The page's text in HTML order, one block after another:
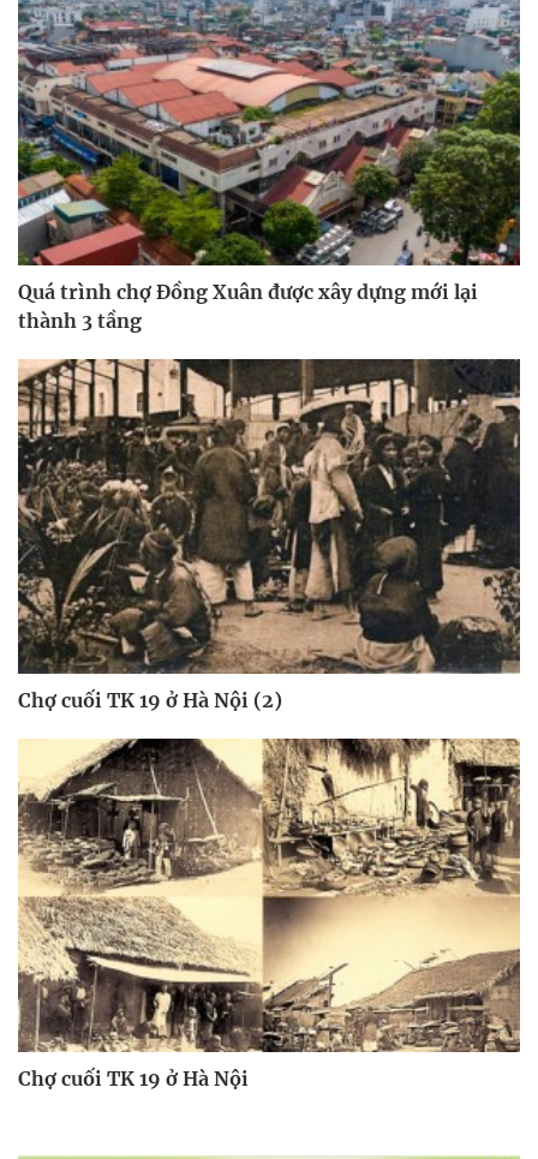
Quá trình chợ Đồng Xuân được xây dựng mới lại
thành 3 tầng
Chợ cuối TK 19 ở Hà Nội (2)
Chợ cuối TK 19 ở Hà Nội